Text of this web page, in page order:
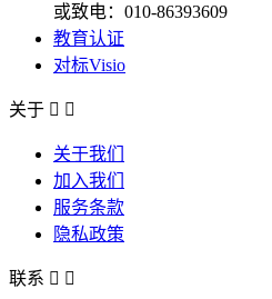
或致电：010-86393609
教育认证
对标Visio
关于  
关于我们
加入我们
服务条款
隐私政策
联系  